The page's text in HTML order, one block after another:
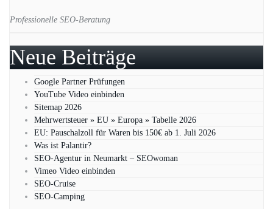
Professionelle SEO-Beratung
Neue Beiträge
Google Partner Prüfungen
YouTube Video einbinden
Sitemap 2026
Mehrwertsteuer » EU » Europa » Tabelle 2026
EU: Pauschalzoll für Waren bis 150€ ab 1. Juli 2026
Was ist Palantir?
SEO-Agentur in Neumarkt – SEOwoman
Vimeo Video einbinden
SEO-Cruise
SEO-Camping